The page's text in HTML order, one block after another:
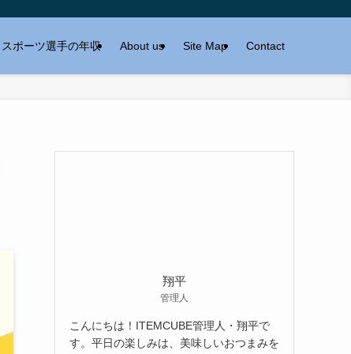
スポーツ選手の年収 About us Site Map Contact
翔平
管理人
こんにちは！ITEMCUBE管理人・翔平で
す。平日の楽しみは、美味しいおつまみを